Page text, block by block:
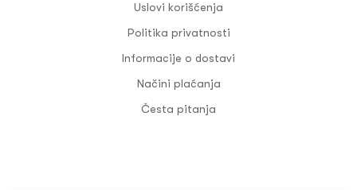
Uslovi korišćenja
Politika privatnosti
Informacije o dostavi
Načini plaćanja
Česta pitanja